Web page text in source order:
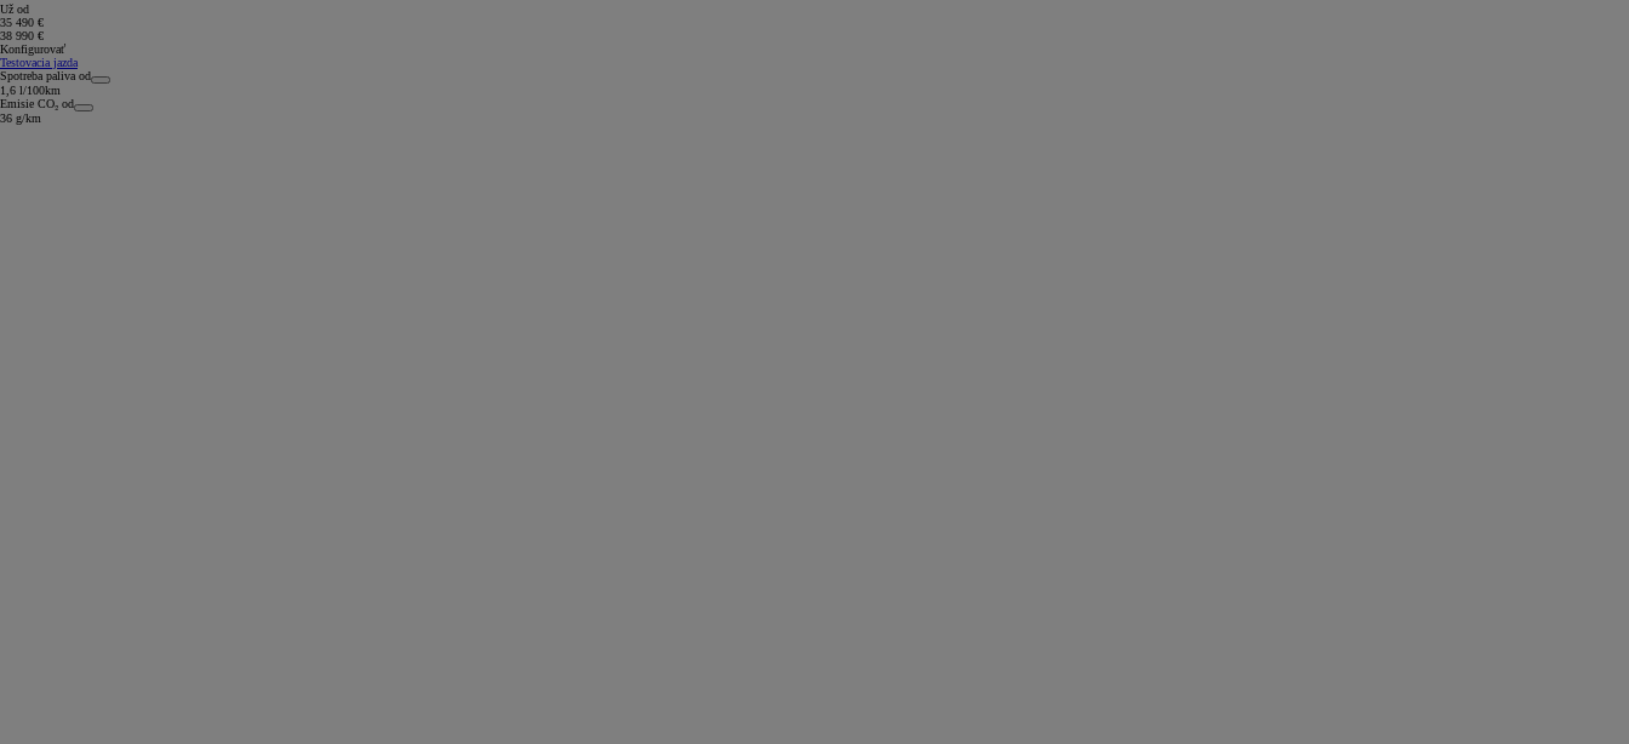
Už od
35 490 €
38 990 €
Konfigurovať
Testovacia jazda
Spotreba paliva od
1,6 l/100km
Emisie CO₂ od
36 g/km